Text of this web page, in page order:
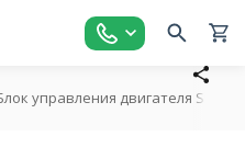
управления двигателя